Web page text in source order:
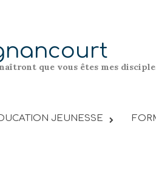
que vous êtes mes
JEUNESSE